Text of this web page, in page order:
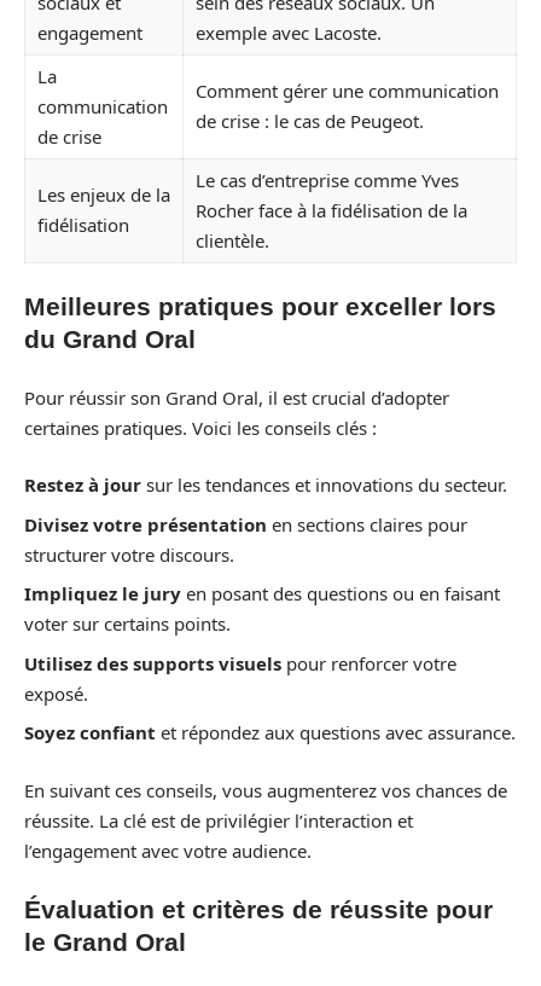
engagement
exemple avec Lacoste.
La
communication
de crise
Comment gérer une communication
de crise : le cas de Peugeot.
Les enjeux de la
fidélisation
Le cas d’entreprise comme Yves
Rocher face à la fidélisation de la
clientèle.
Meilleures pratiques pour exceller lors
du Grand Oral
Pour réussir son Grand Oral, il est crucial d’adopter
certaines pratiques. Voici les conseils clés :
Restez à jour sur les tendances et innovations du secteur.
Divisez votre présentation en sections claires pour
structurer votre discours.
Impliquez le jury en posant des questions ou en faisant
voter sur certains points.
Utilisez des supports visuels pour renforcer votre
exposé.
Soyez confiant et répondez aux questions avec assurance.
En suivant ces conseils, vous augmenterez vos chances de
réussite. La clé est de privilégier l’interaction et
l’engagement avec votre audience.
Évaluation et critères de réussite pour
le Grand Oral